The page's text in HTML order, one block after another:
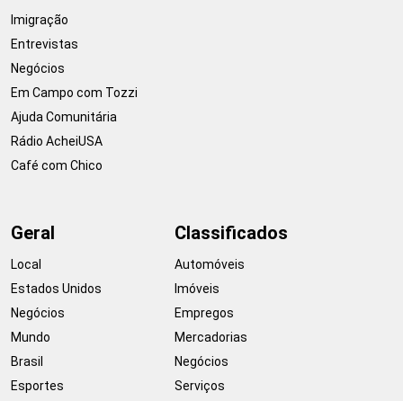
Imigração
Entrevistas
Negócios
Em Campo com Tozzi
Ajuda Comunitária
Rádio AcheiUSA
Café com Chico
Geral
Local
Estados Unidos
Negócios
Mundo
Brasil
Esportes
Classificados
Automóveis
Imóveis
Empregos
Mercadorias
Negócios
Serviços